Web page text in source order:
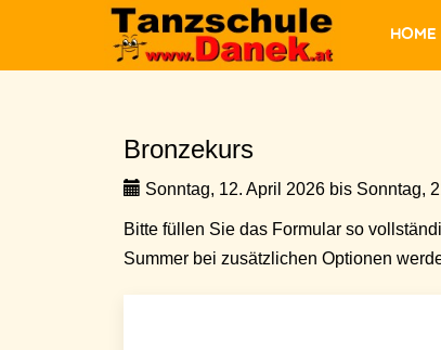
Bronzekurs
Sonntag, 12. April 2026 bis Sonntag,
Bitte füllen Sie das Formular so
Summer bei zusätzlichen Optionen